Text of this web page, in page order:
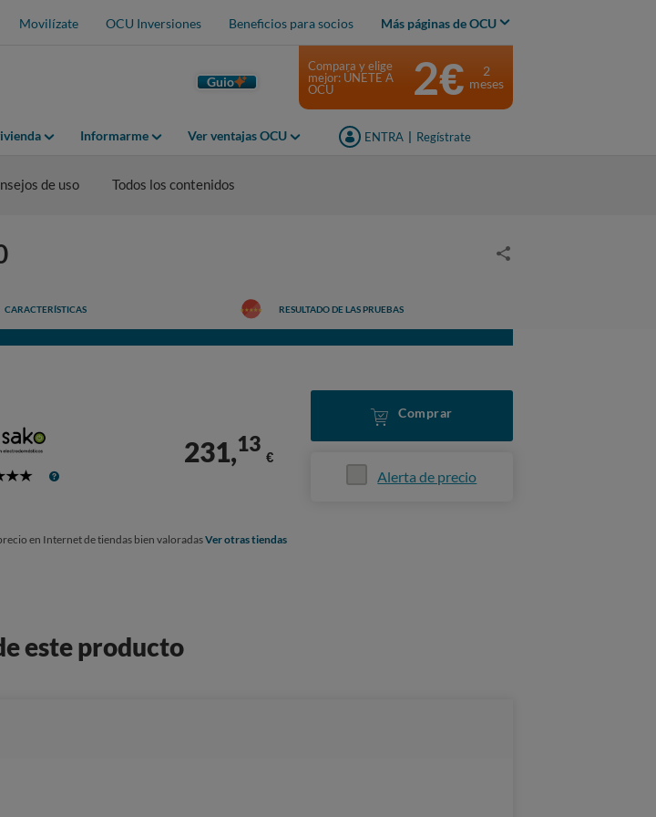
Movilízate OCU Inversiones Beneficios para socios Más páginas de OCU
Guio
Informarme Ver ventajas OCU ENTRA Regístrate
Compara y elige
mejor: ÚNETE A
OCU
2€
2
meses
de uso Todos los contenidos
CARACTERÍSTICAS RESULTADO DE LAS PRUEBAS
231,13
€
Comprar
Alerta de precio
en Internet de tiendas bien valoradasVer otras tiendas
este producto